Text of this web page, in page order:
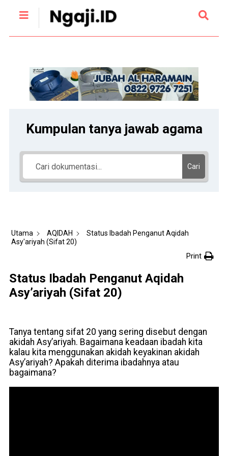
Kumpulan tanya jawab agama
Cari
Utama AQIDAH
Status Ibadah Penganut Aqidah
Asy'ariyah (Sifat 20)
Print
Status Ibadah Penganut Aqidah
Asy’ariyah (Sifat 20)
Tanya tentang sifat 20 yang sering disebut dengan
akidah Asy’ariyah. Bagaimana keadaan ibadah kita
kalau kita menggunakan akidah keyakinan akidah
Asy’ariyah? Apakah diterima ibadahnya atau
bagaimana?